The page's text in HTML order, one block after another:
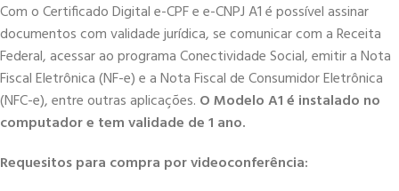
Com o Certificado Digital e-CPF e e-CNPJ A1 é possível assinar
documentos com validade jurídica, se comunicar com a Receita
Federal, acessar ao programa Conectividade Social, emitir a Nota
Fiscal Eletrônica (NF-e) e a Nota Fiscal de Consumidor Eletrônica
(NFC-e), entre outras aplicações. O Modelo A1 é instalado no
computador e tem validade de 1 ano.
Requesitos para compra por videoconferência: